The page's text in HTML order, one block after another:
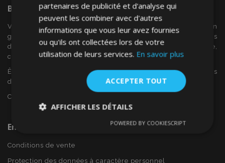
Bienvenue SurVTVAuto
VTV voiture est un détaillant européen et fournisseur en
gros d'accessoires automobiles tels que:. les enjoliveurs, les
déflecteurs de vent, housses de siège, tapis de voiture,
couvertures de chrome et cadres ...
Êtes-vous intéressé par dropshipping ou voulez-vous
devenir notre partenaire?
Contactez-nous dès aujourd'hui!
En Savoir Plus Sur VTVAuto
Conditions de vente
Protection des données à caractère personnel
partenaires de publicité et d'analyse qui
peuvent les combiner avec d'autres
informations que vous leur avez fournies
ou qu'ils ont collectées lors de votre
utilisation de leurs services. En savoir plus
ACCEPTER TOUT
AFFICHER LES DÉTAILS
Performance Ciblage
POWERED BY COOKIESCRIPT